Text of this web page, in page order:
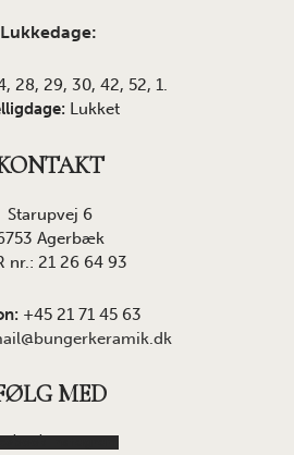
Lukkedage:
28, 29, 30, 42, 52, 1.
Lukket
Starupvej 6
Agerbæk
nr.: 21 26 64 93
+45 21 71 45 63
MED